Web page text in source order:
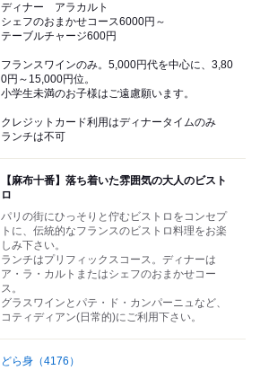
ディナー アラカルト
シェフのおまかせコース6000円～
テーブルチャージ600円
フランスワインのみ。5,000円代を中心に、3,80
0円～15,000円位。
小学生未満のお子様はご遠慮願います。
クレジットカード利用はディナータイムのみ
ランチは不可
【麻布十番】落ち着いた雰囲気の大人のビスト
ロ
パリの街にひっそりと佇むビストロをコンセプ
トに、伝統的なフランスのビストロ料理をお楽
しみ下さい。
ランチはプリフィックスコース。ディナーは
ア・ラ・カルトまたはシェフのおまかせコー
ス。
グラスワインとパテ・ド・カンパーニュなど、
コティディアン(日常的)にご利用下さい。
どら身 （4176）